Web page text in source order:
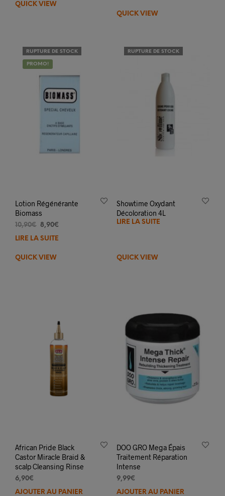
QUICK VIEW
QUICK VIEW
RUPTURE DE STOCK
PROMO!
Lotion Régénérante
Biomass
10,90€ Le
prix
était :
8,90€
LIRE LA SUITE
QUICK VIEW
RUPTURE DE STOCK
Showtime Oxydant
Décoloration 4L
LIRE LA SUITE
QUICK VIEW
African Pride Black
Castor Miracle Braid &
scalp Cleansing Rinse
6,90€
AJOUTER AU PANIER
DOO GRO Mega Épais
Traitement Réparation
Intense
9,99€
AJOUTER AU PANIER